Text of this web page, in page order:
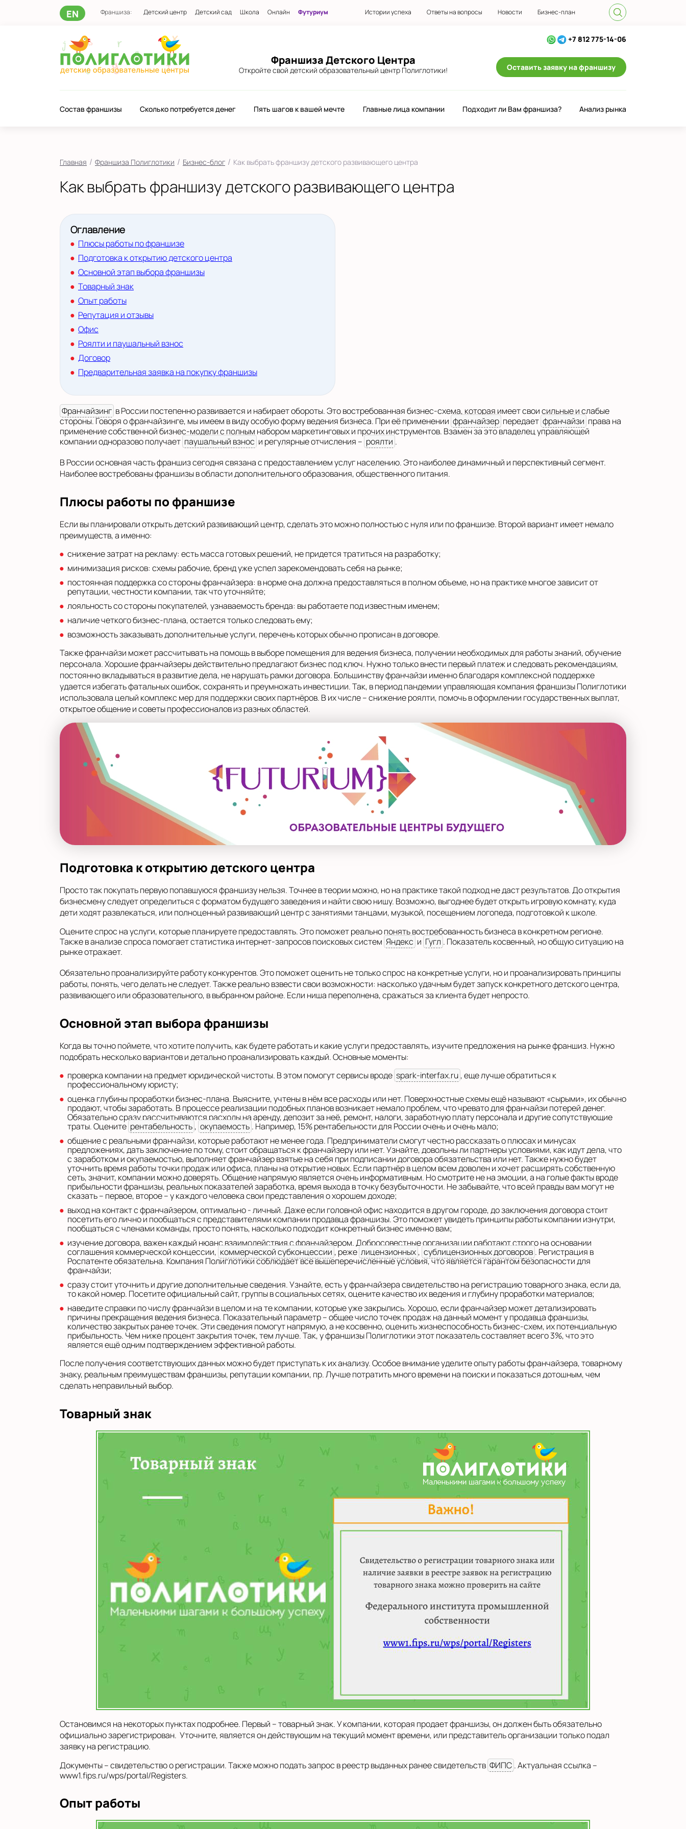
EN Франшиза: Детский центр Детский сад Школа Онлайн Футуриум Истории успеха Ответы на вопросы Новости Бизнес-план
Франшиза Детского Центра
Откройте свой детский образовательный центр Полиглотики!
+7 812 775-14-06
Оставить заявку на франшизу
Состав франшизы Сколько потребуется денег Пять шагов к вашей мечте Главные лица компании Подходит ли Вам франшиза? Анализ рынка
Главная / Франшиза Полиглотики / Бизнес-блог / Как выбрать франшизу детского развивающего центра
Как выбрать франшизу детского развивающего центра
Оглавление
Плюсы работы по франшизе
Подготовка к открытию детского центра
Основной этап выбора франшизы
Товарный знак
Опыт работы
Репутация и отзывы
Офис
Роялти и паушальный взнос
Договор
Предварительная заявка на покупку франшизы
Франчайзинг в России постепенно развивается и набирает обороты. Это востребованная бизнес-схема, которая имеет свои сильные и слабые
стороны. Говоря о франчайзинге, мы имеем в виду особую форму ведения бизнеса. При её применении франчайзер передает франчайзи права на
применение собственной бизнес-модели с полным набором маркетинговых и прочих инструментов. Взамен за это владелец управляющей
компании одноразово получает паушальный взнос и регулярные отчисления – роялти .
В России основная часть франшиз сегодня связана с предоставлением услуг населению. Это наиболее динамичный и перспективный сегмент.
Наиболее востребованы франшизы в области дополнительного образования, общественного питания.
Плюсы работы по франшизе
Если вы планировали открыть детский развивающий центр, сделать это можно полностью с нуля или по франшизе. Второй вариант имеет немало
преимуществ, а именно:
снижение затрат на рекламу: есть масса готовых решений, не придется тратиться на разработку;
минимизация рисков: схемы рабочие, бренд уже успел зарекомендовать себя на рынке;
постоянная поддержка со стороны франчайзера: в норме она должна предоставляться в полном объеме, но на практике многое зависит от
репутации, честности компании, так что уточняйте;
лояльность со стороны покупателей, узнаваемость бренда: вы работаете под известным именем;
наличие четкого бизнес-плана, остается только следовать ему;
возможность заказывать дополнительные услуги, перечень которых обычно прописан в договоре.
Также франчайзи может рассчитывать на помощь в выборе помещения для ведения бизнеса, получении необходимых для работы знаний, обучение
персонала. Хорошие франчайзеры действительно предлагают бизнес под ключ. Нужно только внести первый платеж и следовать рекомендациям,
постоянно вкладываться в развитие дела, не нарушать рамки договора. Большинству франчайзи именно благодаря комплексной поддержке
удается избегать фатальных ошибок, сохранять и преумножать инвестиции. Так, в период пандемии управляющая компания франшизы Полиглотики
использовала целый комплекс мер для поддержки своих партнёров. В их числе – снижение роялти, помочь в оформлении государственных выплат,
открытое общение и советы профессионалов из разных областей.
Подготовка к открытию детского центра
Просто так покупать первую попавшуюся франшизу нельзя. Точнее в теории можно, но на практике такой подход не даст результатов. До открытия
бизнесмену следует определиться с форматом будущего заведения и найти свою нишу. Возможно, выгоднее будет открыть игровую комнату, куда
дети ходят развлекаться, или полноценный развивающий центр с занятиями танцами, музыкой, посещением логопеда, подготовкой к школе.
Оцените спрос на услуги, которые планируете предоставлять. Это поможет реально понять востребованность бизнеса в конкретном регионе.
Также в анализе спроса помогает статистика интернет-запросов поисковых систем Яндекс и Гугл . Показатель косвенный, но общую ситуацию на
рынке отражает.
Обязательно проанализируйте работу конкурентов. Это поможет оценить не только спрос на конкретные услуги, но и проанализировать принципы
работы, понять, чего делать не следует. Также реально взвести свои возможности: насколько удачным будет запуск конкретного детского центра,
развивающего или образовательного, в выбранном районе. Если ниша переполнена, сражаться за клиента будет непросто.
Основной этап выбора франшизы
Когда вы точно поймете, что хотите получить, как будете работать и какие услуги предоставлять, изучите предложения на рынке франшиз. Нужно
подобрать несколько вариантов и детально проанализировать каждый. Основные моменты:
проверка компании на предмет юридической чистоты. В этом помогут сервисы вроде spark-interfax.ru , еще лучше обратиться к
профессиональному юристу;
оценка глубины проработки бизнес-плана. Выясните, учтены в нём все расходы или нет. Поверхностные схемы ещё называют «сырыми», их обычно
продают, чтобы заработать. В процессе реализации подобных планов возникает немало проблем, что чревато для франчайзи потерей денег.
Обязательно сразу рассчитываются расходы на аренду, депозит за неё, ремонт, налоги, заработную плату персонала и другие сопутствующие
траты. Оцените рентабельность , окупаемость . Например, 15% рентабельности для России очень и очень мало;
общение с реальными франчайзи, которые работают не менее года. Предприниматели смогут честно рассказать о плюсах и минусах
предложениях, дать заключение по тому, стоит обращаться к франчайзеру или нет. Узнайте, довольны ли партнеры условиями, как идут дела, что
с заработком и окупаемостью, выполняет франчайзер взятые на себя при подписании договора обязательства или нет. Также нужно будет
уточнить время работы точки продаж или офиса, планы на открытие новых. Если партнёр в целом всем доволен и хочет расширять собственную
сеть, значит, компании можно доверять. Общение напрямую является очень информативным. Но смотрите не на эмоции, а на голые факты вроде
прибыльности франшизы, реальных показателей заработка, время выхода в точку безубыточности. Не забывайте, что всей правды вам могут не
сказать – первое, второе – у каждого человека свои представления о хорошем доходе;
выход на контакт с франчайзером, оптимально - личный. Даже если головной офис находится в другом городе, до заключения договора стоит
посетить его лично и пообщаться с представителями компании продавца франшизы. Это поможет увидеть принципы работы компании изнутри,
пообщаться с членами команды, просто понять, насколько подходит конкретный бизнес именно вам;
изучение договора, важен каждый нюанс взаимодействия с франчайзером. Добросовестные организации работают строго на основании
соглашения коммерческой концессии, коммерческой субконцессии , реже лицензионных , сублицензионных договоров . Регистрация в
Роспатенте обязательна. Компания Полиглотики соблюдает все вышеперечисленные условия, что является гарантом безопасности для
франчайзи;
сразу стоит уточнить и другие дополнительные сведения. Узнайте, есть у франчайзера свидетельство на регистрацию товарного знака, если да,
то какой номер. Посетите официальный сайт, группы в социальных сетях, оцените качество их ведения и глубину проработки материалов;
наведите справки по числу франчайзи в целом и на те компании, которые уже закрылись. Хорошо, если франчайзер может детализировать
причины прекращения ведения бизнеса. Показательный параметр – общее число точек продаж на данный момент у продавца франшизы,
количество закрытых ранее точек. Эти сведения помогут напрямую, а не косвенно, оценить жизнеспособность бизнес-схем, их потенциальную
прибыльность. Чем ниже процент закрытия точек, тем лучше. Так, у франшизы Полиглотики этот показатель составляет всего 3%, что это
является ещё одним подтверждением эффективной работы.
После получения соответствующих данных можно будет приступать к их анализу. Особое внимание уделите опыту работы франчайзера, товарному
знаку, реальным преимуществам франшизы, репутации компании, пр. Лучше потратить много времени на поиски и показаться дотошным, чем
сделать неправильный выбор.
Товарный знак
Остановимся на некоторых пунктах подробнее. Первый – товарный знак. У компании, которая продает франшизы, он должен быть обязательно
официально зарегистрирован. Уточните, является он действующим на текущий момент времени, или представитель организации только подал
заявку на регистрацию.
Документы – свидетельство о регистрации. Также можно подать запрос в реестр выданных ранее свидетельств ФИПС . Актуальная ссылка –
www1.fips.ru/wps/portal/Registers.
Опыт работы